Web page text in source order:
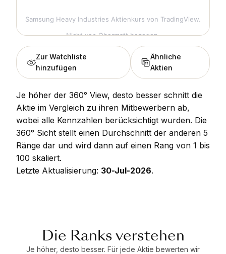
Samsung Heavy Industries Aktienkurs von TradingView.
Nicht von Obermatt bezogen.
Zur Watchliste
hinzufügen
Ähnliche
Aktien
Je höher der 360° View, desto besser schnitt die
Aktie im Vergleich zu ihren Mitbewerbern ab,
wobei alle Kennzahlen berücksichtigt wurden. Die
360° Sicht stellt einen Durchschnitt der anderen 5
Ränge dar und wird dann auf einen Rang von 1 bis
100 skaliert.
Letzte Aktualisierung: 30-Jul-2026.
Die Ranks verstehen
Je höher, desto besser. Für jede Aktie bewerten wir